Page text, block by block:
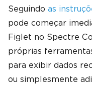
Seguindo as
pode começar
Figlet no Spectre
próprias
para exibir dados
ou simplesmente